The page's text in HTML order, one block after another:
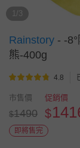
1/3
Rainstory - -
熊-400g
4.8
市售價
$1490
促銷價
$
即將售完